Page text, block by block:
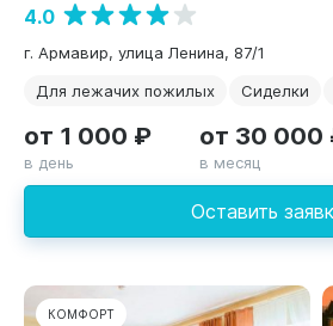
4.0
г. Армавир, улица Ленина, 87/1
Для лежачих пожилых
Сиделки
Оставить
от 1 000 ₽
в день
от 30 000
в месяц
КОМФОРТ